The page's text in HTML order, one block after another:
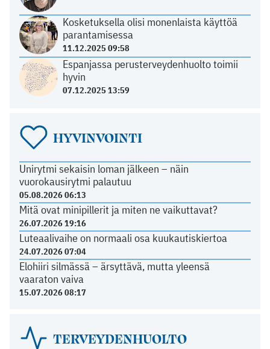
Kosketuksella olisi monenlaista käyttöä
parantamisessa
11.12.2025 09:58
Espanjassa perusterveydenhuolto toimii
hyvin
07.12.2025 13:59
HYVINVOINTI
Unirytmi sekaisin loman jälkeen – näin
vuorokausirytmi palautuu
05.08.2026 06:13
Mitä ovat minipillerit ja miten ne vaikuttavat?
26.07.2026 19:16
Luteaalivaihe on normaali osa kuukautiskiertoa
24.07.2026 07:04
Elohiiri silmässä – ärsyttävä, mutta yleensä
vaaraton vaiva
15.07.2026 08:17
TERVEYDENHUOLTO